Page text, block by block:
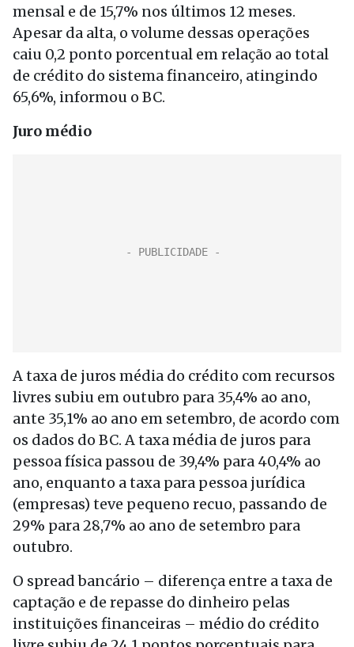
mensal e de 15,7% nos últimos 12 meses.
Apesar da alta, o volume dessas operações
caiu 0,2 ponto porcentual em relação ao total
de crédito do sistema financeiro, atingindo
65,6%, informou o BC.
Juro médio
A taxa de juros média do crédito com recursos
livres subiu em outubro para 35,4% ao ano,
ante 35,1% ao ano em setembro, de acordo com
os dados do BC. A taxa média de juros para
pessoa física passou de 39,4% para 40,4% ao
ano, enquanto a taxa para pessoa jurídica
(empresas) teve pequeno recuo, passando de
29% para 28,7% ao ano de setembro para
outubro.
O spread bancário – diferença entre a taxa de
captação e de repasse do dinheiro pelas
instituições financeiras – médio do crédito